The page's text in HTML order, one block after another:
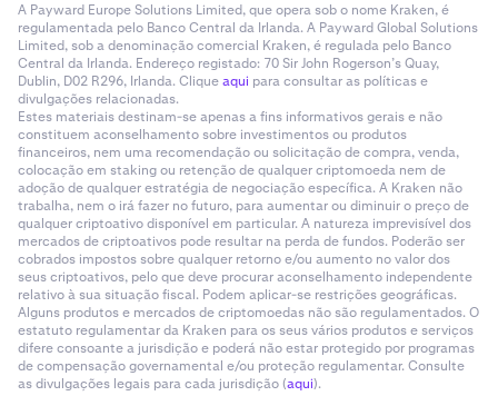
A Payward Europe Solutions Limited, que opera sob o nome Kraken, é
regulamentada pelo Banco Central da Irlanda. A Payward Global Solutions
Limited, sob a denominação comercial Kraken, é regulada pelo Banco
Central da Irlanda. Endereço registado: 70 Sir John Rogerson’s Quay,
Dublin, D02 R296, Irlanda. Cliqueaqui para consultar as políticas e
divulgações relacionadas.
Estes materiais destinam-se apenas a fins informativos gerais e não
constituem aconselhamento sobre investimentos ou produtos
financeiros, nem uma recomendação ou solicitação de compra, venda,
colocação em staking ou retenção de qualquer criptomoeda nem de
adoção de qualquer estratégia de negociação específica. A Kraken não
trabalha, nem o irá fazer no futuro, para aumentar ou diminuir o preço de
qualquer criptoativo disponível em particular. A natureza imprevisível dos
mercados de criptoativos pode resultar na perda de fundos. Poderão ser
cobrados impostos sobre qualquer retorno e/ou aumento no valor dos
seus criptoativos, pelo que deve procurar aconselhamento independente
relativo à sua situação fiscal. Podem aplicar-se restrições geográficas.
Alguns produtos e mercados de criptomoedas não são regulamentados. O
estatuto regulamentar da Kraken para os seus vários produtos e serviços
difere consoante a jurisdição e poderá não estar protegido por programas
de compensação governamental e/ou proteção regulamentar. Consulte
as divulgações legais para cada jurisdição (aqui).